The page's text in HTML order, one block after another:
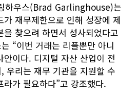
하우스(Brad Garlinghouse)는
재무제한으로 인해 성장에 제
찾으려 하면서 성사되었다고
“이번 거래는 리플뿐만 아니
이다. 디지털 자산 산업이 전
우리는 재무 기관을 지원할 수
가 필요하다”고 강조했다.